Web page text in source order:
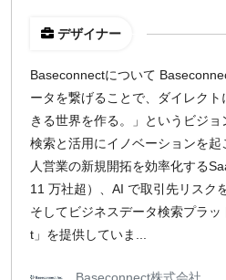
デザイナー
Baseconnectについて
ータを繋げることで、ダイレク
きる世界を作る。」というビジ
検索と活用にイノベーションを
人営業の新規開拓を効率化する
11 万社超）、AI で取引先リスク
そしてビジネスデータ検索プラ
t」を提供していま...
Baseconnect株式会社